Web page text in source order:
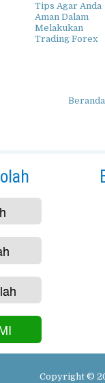
Tips Agar Anda
Aman Dalam
Melakukan
Trading Forex
Beranda
Copyright ©